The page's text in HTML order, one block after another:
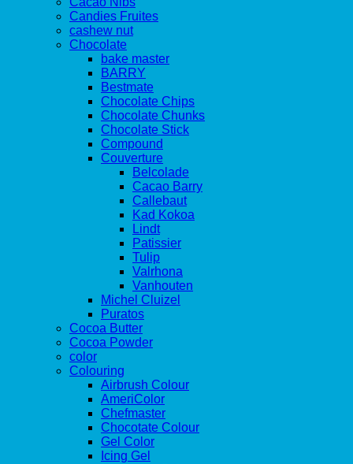
Candies Fruites
cashew nut
Chocolate
bake master
BARRY
Bestmate
Chocolate Chips
Chocolate Chunks
Chocolate Stick
Compound
Couverture
Belcolade
Cacao Barry
Callebaut
Kad Kokoa
Lindt
Patissier
Tulip
Valrhona
Vanhouten
Michel Cluizel
Puratos
Cocoa Butter
Cocoa Powder
color
Colouring
Airbrush Colour
AmeriColor
Chefmaster
Chocotate Colour
Gel Color
Icing Gel